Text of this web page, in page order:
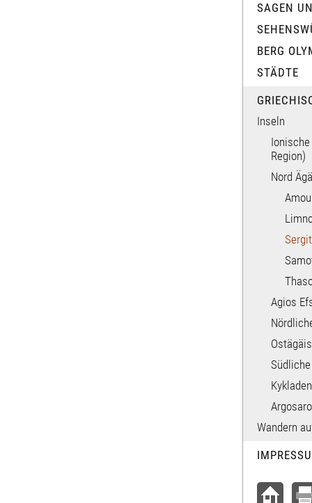
SAGEN
BERG
STÄDTE
Inseln
Region)
Nord
Agios
Kykladen
Wandern